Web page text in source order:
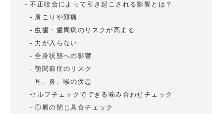
不正咬合によって引き起こされる影響とは？
肩こりや頭痛
虫歯・歯周病のリスクが高まる
力が入らない
全身状態への影響
顎関節症のリスク
耳、鼻、喉の疾患
セルフチェックでできる噛み合わせチェック
①唇の閉じ具合チェック